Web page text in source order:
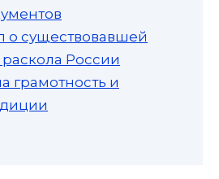
о существовавшей
России
грамотность и